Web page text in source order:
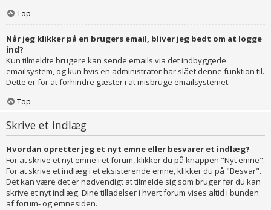
Top
Når jeg klikker på en brugers email, bliver jeg bedt om at logge
ind?
Kun tilmeldte brugere kan sende emails via det indbyggede
emailsystem, og kun hvis en administrator har slået denne funktion til.
Dette er for at forhindre gæster i at misbruge emailsystemet.
Top
Skrive et indlæg
Hvordan opretter jeg et nyt emne eller besvarer et indlæg?
For at skrive et nyt emne i et forum, klikker du på knappen "Nyt emne".
For at skrive et indlæg i et eksisterende emne, klikker du på "Besvar".
Det kan være det er nødvendigt at tilmelde sig som bruger før du kan
skrive et nyt indlæg. Dine tilladelser i hvert forum vises altid i bunden
af forum- og emnesiden.